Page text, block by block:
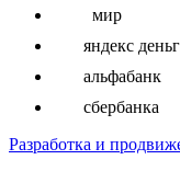
мир
яндекс
альфабанк
сбербанка
Разработка и